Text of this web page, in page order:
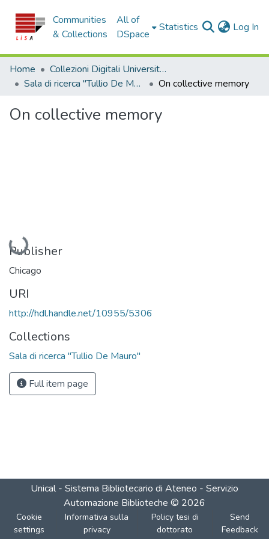
Communities
& Collections
All of
DSpace
Statistics Log In
Home
Collezioni Digitali Università della Calabria
Sala di ricerca "Tullio De Mauro"
On collective memory
On collective memory
Loading...
Publisher
Chicago
URI
http://hdl.handle.net/10955/5306
Collections
Sala di ricerca "Tullio De Mauro"
Full item page
Unical - Sistema Bibliotecario di Ateneo - Servizio
Automazione Biblioteche © 2026
Cookie
settings
Informativa sulla
privacy
Policy tesi di
dottorato
Send
Feedback